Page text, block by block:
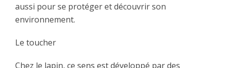
aussi pour se protéger et découvrir son
environnement.
Le toucher
Chez le lapin, ce sens est développé par des